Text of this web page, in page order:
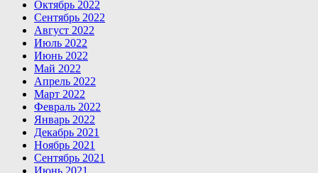
Октябрь 2022
Сентябрь 2022
Август 2022
Июль 2022
Июнь 2022
Май 2022
Апрель 2022
Март 2022
Февраль 2022
Январь 2022
Декабрь 2021
Ноябрь 2021
Сентябрь 2021